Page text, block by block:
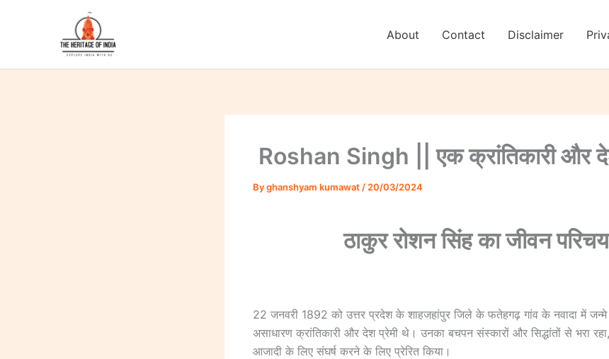
About Contact Disclaimer
Roshan Singh || एक क्रांतिकारी और
Byghanshyam kumawat / 20/03/2024
ठाकुर रोशन सिंह का जीवन परिचय
22 जनवरी 1892 को उत्तर प्रदेश के शाहजहांपुर जिले के फतेहगढ़ गांव के नवादा में
असाधारण क्रांतिकारी और देश प्रेमी थे। उनका बचपन संस्कारों और सिद्धांतों से भरा
आजादी के लिए संघर्ष करने के लिए प्रेरित किया।